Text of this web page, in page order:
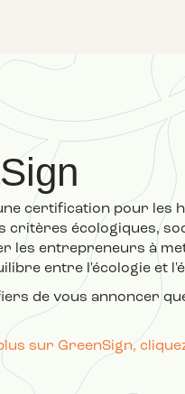
certification pour les
critères écologiques,
les entrepreneurs à
entre l'écologie et
de vous annoncer
sur GreenSign,